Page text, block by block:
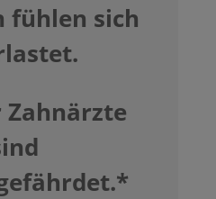
fühlen sich
Zahnärzte